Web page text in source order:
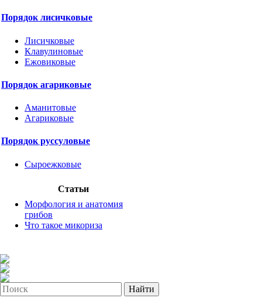
Порядок лисичковые
Лисичковые
Клавулиновые
Ежовиковые
Порядок агариковые
Аманитовые
Агариковые
Порядок руссуловые
Сыроежковые
Статьи
Морфология и анатомия
грибов
Что такое микориза
Найти